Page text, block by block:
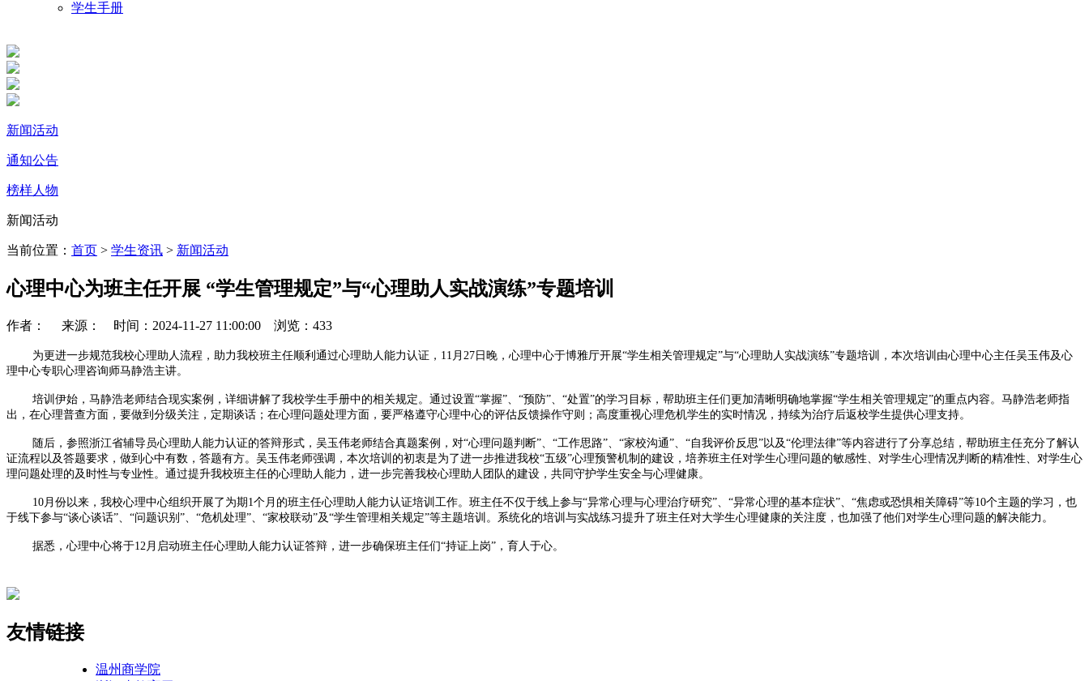
学生手册
新闻活动
通知公告
榜样人物
新闻活动
当前位置： 首页 > 学生资讯 > 新闻活动
心理中心为班主任开展 “学生管理规定”与“心理助人实战演练”专题培训
作者： 来源： 时间：2024-11-27 11:00:00 浏览： 433
为更进一步规范我校心理助人流程，助力我校班主任顺利通过心理助人能力认证，11月27日晚，心理中心于博雅厅开展“学生相关管理规定”与“心理助人实战演练”专题培训，本次培训由心理中心主任吴玉伟及心
理中心专职心理咨询师马静浩主讲。
培训伊始，马静浩老师结合现实案例，详细讲解了我校学生手册中的相关规定。通过设置“掌握”、“预防”、“处置”的学习目标，帮助班主任们更加清晰明确地掌握“学生相关管理规定”的重点内容。马静浩老师指
出，在心理普查方面，要做到分级关注，定期谈话；在心理问题处理方面，要严格遵守心理中心的评估反馈操作守则； 高度重视心理危机学生的实时情况，持续为治疗后返校学生提供心理支持。
随后，参照浙江省辅导员心理助人能力认证的答辩形式，吴玉伟老师结合真题案例，对“心理问题判断”、“工作思路”、“家校沟通”、“自我评价反思”以及“伦理法律”等内容进行了分享总结，帮助班主任充分了解认
证流程以及答题要求，做到心中有数，答题有方。吴玉伟老师强调，本次培训的初衷是为了进一步推进我校“五级”心理预警机制的建设，培养班主任对学生心理问题的敏感性、对学生心理情况判断的精准性、对学生心
理问题处理的及时性与专业性 。通过提升我校班主任的心理助人能力，进一步完善我校心理助人团队的建设，共同守护学生安全与心理健康。
10月份以来，我校心理中心组织开展了为期1个月的班主任心理助人能力认证培训工作。班主任不仅于线上参与“异常心理与心理治疗研究”、“异常心理的基本症状”、“焦虑或恐惧相关障碍”等10个主题的学习，也
于线下参与“谈心谈话”、“问题识别”、“危机处理”、“家校联动”及“学生管理相关规定”等主题培训。系统化的培训与实战练习提升了班主任对大学生心理健康的关注度，也加强了他们对学生心理问题的解决能力。
据悉，心理中心将于12月启动班主任心理助人能力认证答辩，进一步确保班主任们“持证上岗”，育人于心。
友情链接
温州商学院